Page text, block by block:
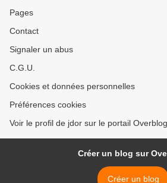
Pages
Contact
Signaler un abus
C.G.U.
Cookies et données personnelles
Préférences cookies
Voir le profil de jdor sur le portail Overblog
Créer un blog sur
Créer un blog